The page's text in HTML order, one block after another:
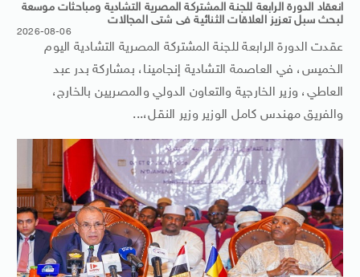
انعقاد الدورة الرابعة للجنة المشتركة المصرية التشادية ومباحثات موسعة
لبحث سبل تعزيز العلاقات الثنائية فى شتى المجالات
2026-08-06
عقدت الدورة الرابعة للجنة المشتركة المصرية التشادية اليوم
الخميس، في العاصمة التشادية إنجامينا، بمشاركة بدر عبد
العاطي، وزير الخارجية والتعاون الدولي والمصريين بالخارج،
والفريق مهندس كامل الوزير وزير النقل،...